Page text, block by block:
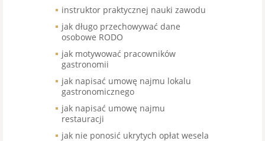
instruktor praktycznej nauki zawodu
jak długo przechowywać dane
osobowe RODO
jak motywować pracowników
gastronomii
jak napisać umowę najmu lokalu
gastronomicznego
jak napisać umowę najmu
restauracji
jak nie ponosić ukrytych opłat wesela